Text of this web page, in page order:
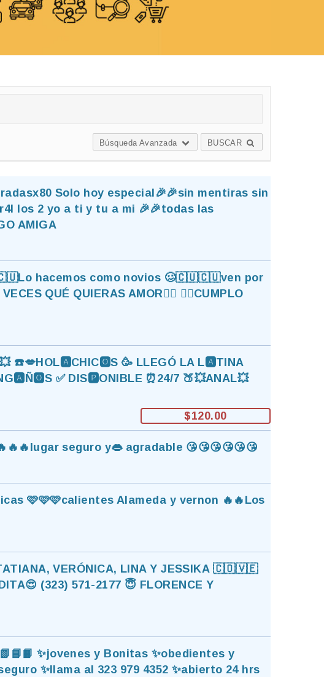
Búsqueda Avanzada BUSCAR
Solo hoy especial🎉🎉sin mentiras sin
los 2 yo a ti y tu a mi 🎉🎉todas las
AMIGA
hacemos como novios 🥴🇨🇺🇨🇺ven por
QUÉ QUIERAS AMOR❤️‍🔥 ❤️‍🔥CUMPLO
☎️💋HOL🅰️CHIC🅾️S 🥳 LLEGÓ LA L🅰️TINA
✅️ DIS🅿️ONIBLE ⏰️24/7 🍑💥ANAL💥
$120.00
seguro y👄 agradable 😘😘😘😘😘😘
🩷🩷🩷calientes Alameda y vernon 🔥🔥Los
VERÓNICA, LINA Y JESSIKA 🇨🇴🇻🇪
(323) 571-2177 😇 FLORENCE Y
✨jovenes y Bonitas ✨obedientes y
✨llama al 323 979 4352 ✨abierto 24 hrs